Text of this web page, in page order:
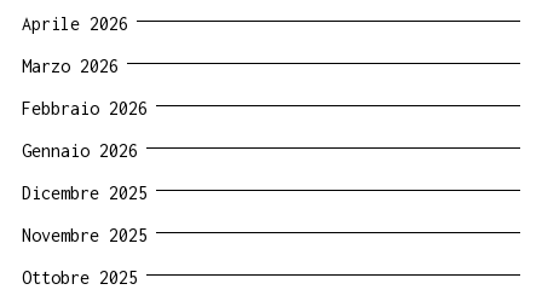
Aprile 2026
Marzo 2026
Febbraio 2026
Gennaio 2026
Dicembre 2025
Novembre 2025
Ottobre 2025